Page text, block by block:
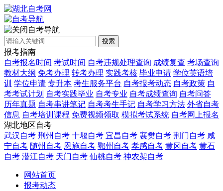
自考导航
搜索
报考指南
自考报名时间 考试时间 自考违规处理查询 成绩复查 考场查询
教材大纲 免考办理 转考办理 实践考核 毕业申请 学位英语培
训 学位申请 专升本 考生服务平台 自考报考动态 自考政策 自
考考试计划 自考实践毕业 自考专业 自考成绩查询 自考问答
历年真题 自考串讲笔记 自考考生手记 自考学习方法 外省自考
信息 自考培训课程 免费视频领取 模拟考试系统 自考网上报名
湖北地区自考
武汉自考 荆州自考 十堰自考 宜昌自考 襄樊自考 荆门自考 咸
宁自考 随州自考 恩施自考 鄂州自考 孝感自考 黄冈自考 黄石
自考 潜江自考 天门自考 仙桃自考 神农架自考
网站首页
报考动态